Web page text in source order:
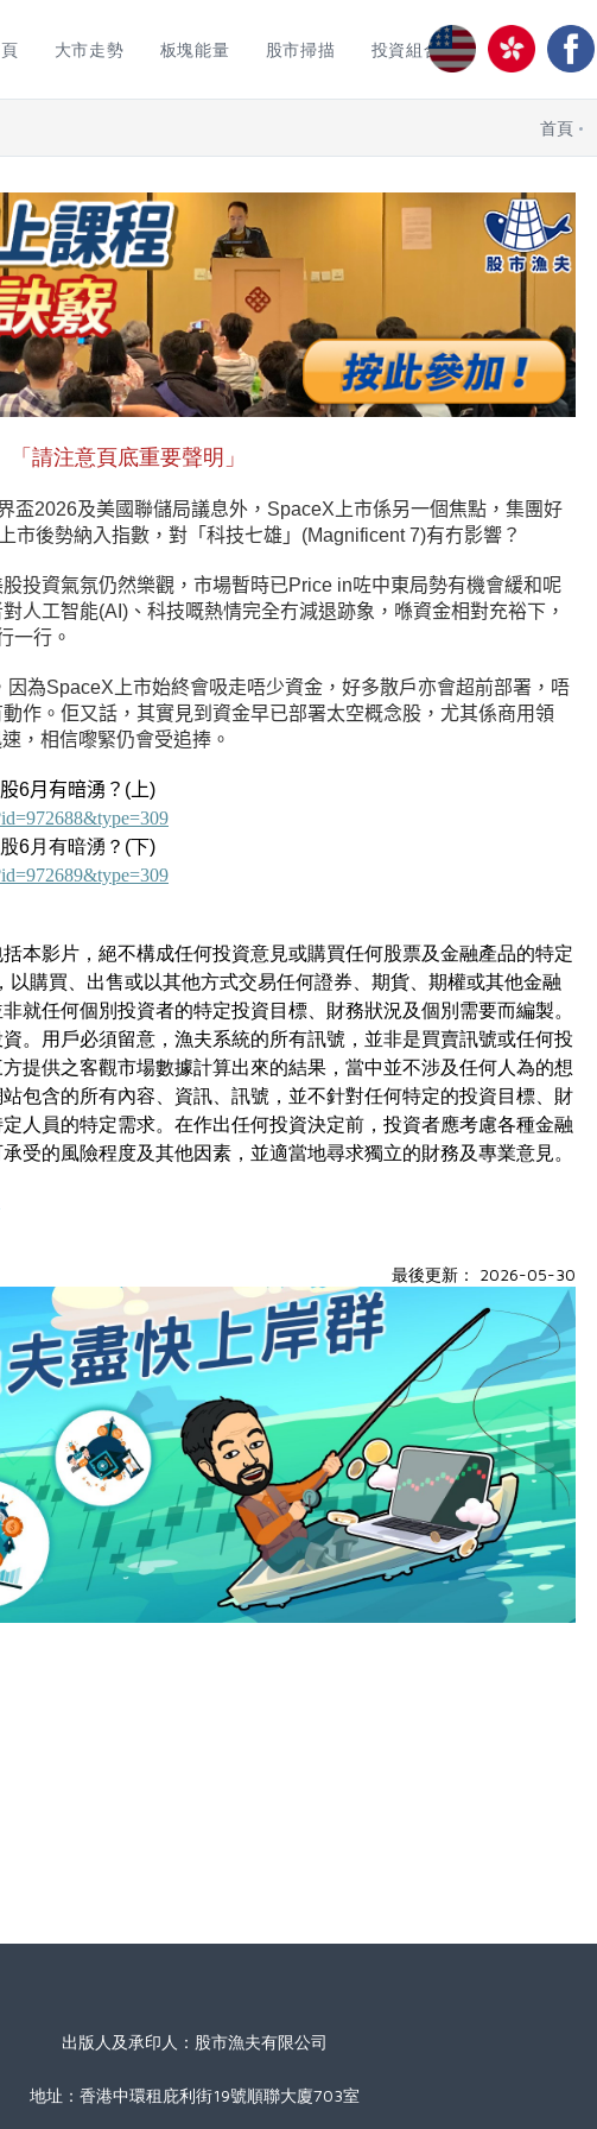
大市走勢 板塊能量 股市掃描 投資組合
首頁
「請注意頁底重要聲明」
盃2026及美國聯儲局議息外，SpaceX上市係另一個焦點，集團好
市後勢納入指數，對「科技七雄」 (Magnificent7)有冇影響？
投資氣氛仍然樂觀，市場暫時已Price in咗中東局勢有機會緩和呢
人工智能(AI )、科技嘅熱情完全冇減退跡象，喺資金相對充裕下，
一行。
為SpaceX上市始終會吸走唔少資金，好多散戶亦會超前部署，唔
作。佢又話，其實見到資金早已部署太空概念股，尤其係商用領
，相信嚟緊仍會受追捧。
6月有暗湧？(上)
6月有暗湧？(下)
本影片，絕不構成任何投資意見或購買任何股票及金融產品的特定
購買、出售或以其他方式交易任何證券、期貨、期權或其他金融
就任何個別投資者的特定投資目標、財務狀況及個別需要而編製。
。用戶必須留意，漁夫系統的所有訊號，並非是買賣訊號或任何投
提供之客觀市場數據計算出來的結果，當中並不涉及任何人為的想
包含的所有內容、資訊、訊號，並不針對任何特定的投資目標、財
人員的特定需求。在作出任何投資決定前，投資者應考慮各種金融
受的風險程度及其他因素，並適當地尋求獨立的財務及專業意見。
最後更新： 2026-05-30
出版人及承印人：股市漁夫有限公司
地址：香港中環租庇利街19號順聯大廈703室